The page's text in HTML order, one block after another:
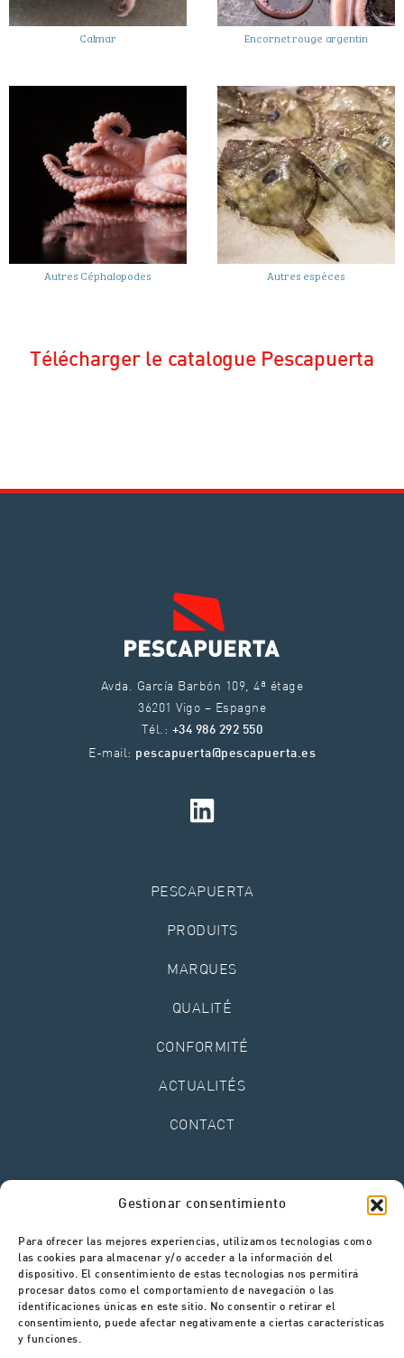
Gestionar consentimiento
Para ofrecer las mejores experiencias, utilizamos tecnologías como
las cookies para almacenar y/o acceder a la información del
dispositivo. El consentimiento de estas tecnologías nos permitirá
procesar datos como el comportamiento de navegación o las
identificaciones únicas en este sitio. No consentir o retirar el
consentimiento, puede afectar negativamente a ciertas características
y funciones.
Calmar Encornet rouge argentin
Autres Céphalopodes Autres espèces
Télécharger le catalogue Pescapuerta
Avda. García Barbón 109, 4ª étage
36201 Vigo – Espagne
Tél.: +34 986 292 550
E-mail: pescapuerta@pescapuerta.es
PESCAPUERTA
PRODUITS
MARQUES
QUALITÉ
CONFORMITÉ
ACTUALITÉS
CONTACT
Politique de cookies
Canal de signalements